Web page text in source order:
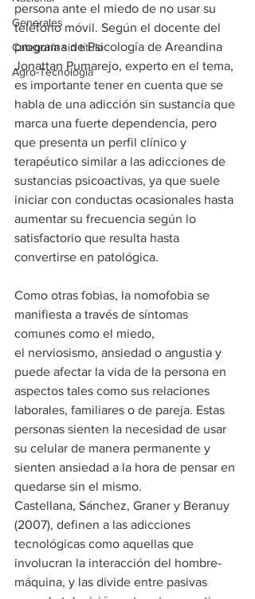
Generales
Categoría sin título
Agro-Tecnología
persona ante el miedo de no usar su
teléfono móvil. Según el docente del
programa de Psicología de Areandina
Jonattan Pumarejo, experto en el tema,
es importante tener en cuenta que se
habla de una adicción sin sustancia que
marca una fuerte dependencia, pero
que presenta un perfil clínico y
terapéutico similar a las adicciones de
sustancias psicoactivas, ya que suele
iniciar con conductas ocasionales hasta
aumentar su frecuencia según lo
satisfactorio que resulta hasta
convertirse en patológica.
Como otras fobias, la nomofobia se
manifiesta a través de síntomas
comunes como el miedo,
el nerviosismo, ansiedad o angustia y
puede afectar la vida de la persona en
aspectos tales como sus relaciones
laborales, familiares o de pareja. Estas
personas sienten la necesidad de usar
su celular de manera permanente y
sienten ansiedad a la hora de pensar en
quedarse sin el mismo.
Castellana, Sánchez, Graner y Beranuy
(2007), definen a las adicciones
tecnológicas como aquellas que
involucran la interacción del hombre-
máquina, y las divide entre pasivas